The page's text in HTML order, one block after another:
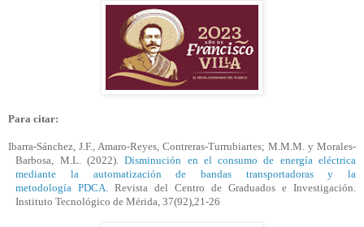
Para citar:
Ibarra-Sánchez, J.F., Amaro-Reyes, Contreras-Turrubiartes; M.M.M. y Morales-
Barbosa, M.L. (2022).Disminución en el consumo de energía eléctrica
mediante la automatización de bandas transportadoras y la
metodologíaPDCA. Revista del Centro de Graduados e Investigación.
Instituto Tecnológico de Mérida, 37(92),21-26